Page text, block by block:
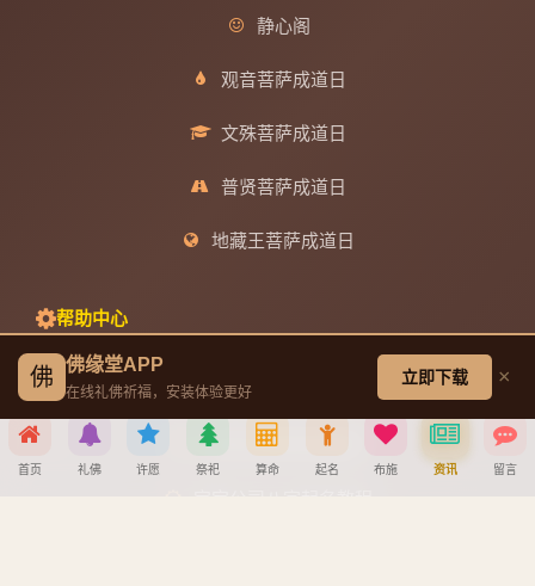
静心阁
观音菩萨成道日
文殊菩萨成道日
普贤菩萨成道日
地藏王菩萨成道日
帮助中心
创建墓园教程
注册与找回密码教程
佛 佛缘堂APP
在线礼佛祈福，安装体验更好
立即下载 ×
首页 礼佛 许愿 祭祀 算命 起名 布施 资讯 留言